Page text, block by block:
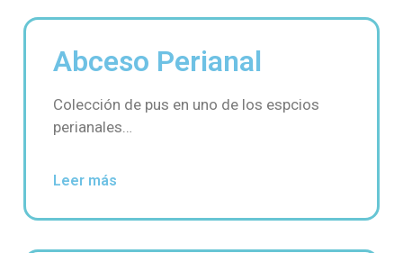
Abceso Perianal
Colección de pus en uno de los espcios
perianales…
Leer más